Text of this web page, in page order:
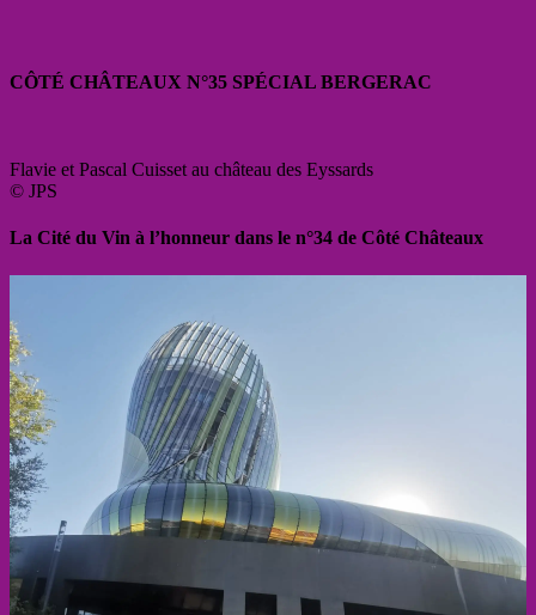
CÔTÉ CHÂTEAUX N°35 SPÉCIAL BERGERAC
Flavie et Pascal Cuisset au château des Eyssards
© JPS
La Cité du Vin à l’honneur dans le n°34 de Côté Châteaux